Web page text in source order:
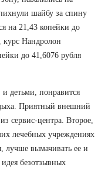
шайбу за спину
на 21,43 копейки до
курс Нандролон
до 41,6076 рубля
и детьми, понравится
Приятный внешний
сервис-центра. Второе,
лечебных учреждениях
лучше вымачивать ее и
безотзывных